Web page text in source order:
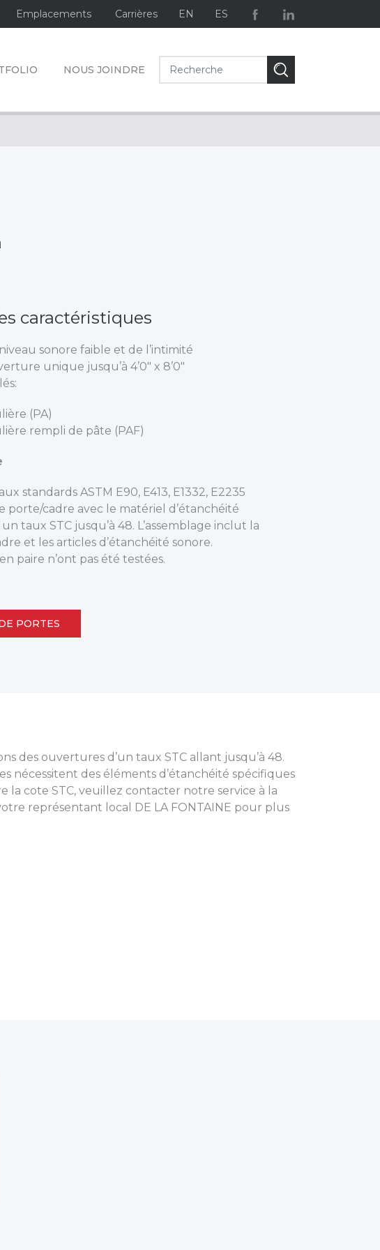
Emplacements Carrières EN ES
NOUS JOINDRE
caractéristiques
sonore faible et de l’intimité
unique jusqu’à 4’0″ x 8’0″
(PA)
rempli de pâte (PAF)
standards ASTM E90, E413, E1332, E2235
porte/cadre avec le matériel d’étanchéité
taux STC jusqu’à 48. L’assemblage inclut la
et les articles d’étanchéité sonore.
paire n’ont pas été testées.
PORTES
des ouvertures d’un taux STC allant jusqu’à 48.
nécessitent des éléments d’étanchéité spécifiques
la cote STC, veuillez contacter notre service à la
représentant local DE LA FONTAINE pour plus